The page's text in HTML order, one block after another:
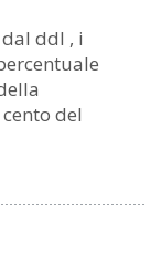
ddl , i
del